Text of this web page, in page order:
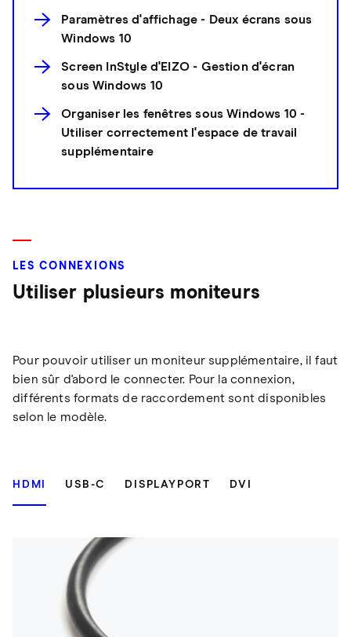
Paramètres d'affichage - Deux écrans sous
Windows 10
Screen InStyle d'EIZO - Gestion d'écran
sous Windows 10
Organiser les fenêtres sous Windows 10 -
Utiliser correctement l'espace de travail
supplémentaire
LES CONNEXIONS
Utiliser plusieurs moniteurs
Pour pouvoir utiliser un moniteur supplémentaire, il faut
bien sûr d'abord le connecter. Pour la connexion,
différents formats de raccordement sont disponibles
selon le modèle.
HDMI USB-C DISPLAYPORT DVI